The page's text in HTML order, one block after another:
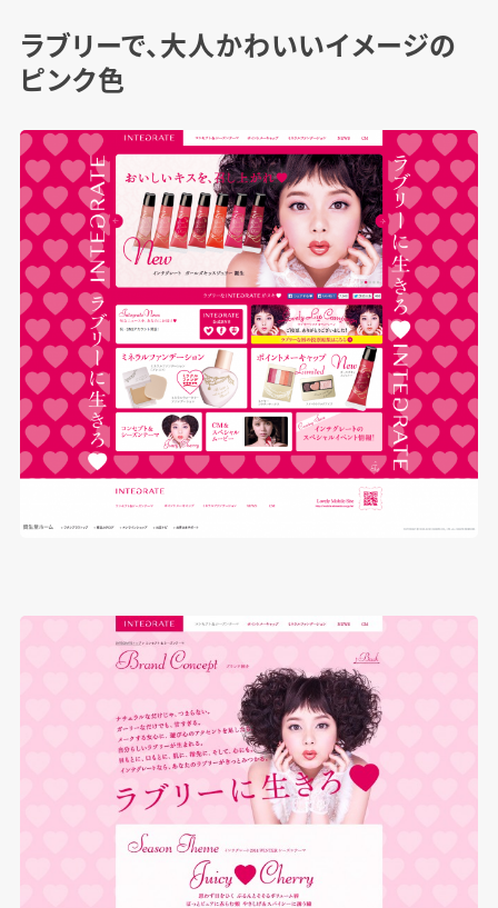
ラブリーで、大人かわいいイメージの
ピンク色